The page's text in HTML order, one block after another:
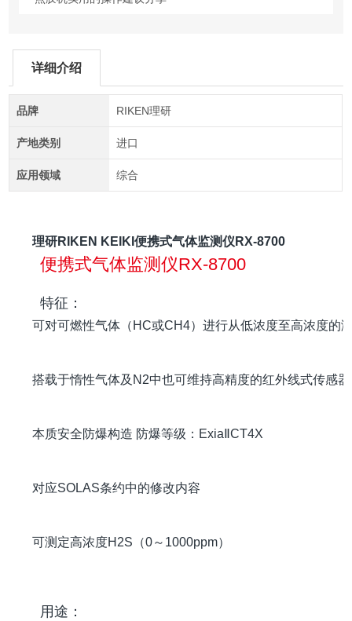
详细介绍
品牌 RIKEN理研
产地类别 进口
应用领域 综合
理研RIKEN KEIKI便携式气体监测仪RX-8700
便携式气体监测仪RX-8700
特征：
可对可燃性气体（HC或CH4）进行从低浓度至高浓度的
搭载于惰性气体及N2中也可维持高精度的红外线式传感器
本质安全防爆构造 防爆等级：ExiaⅡCT4X
对应SOLAS条约中的修改内容
可测定高浓度H2S（0～1000ppm）
用途：